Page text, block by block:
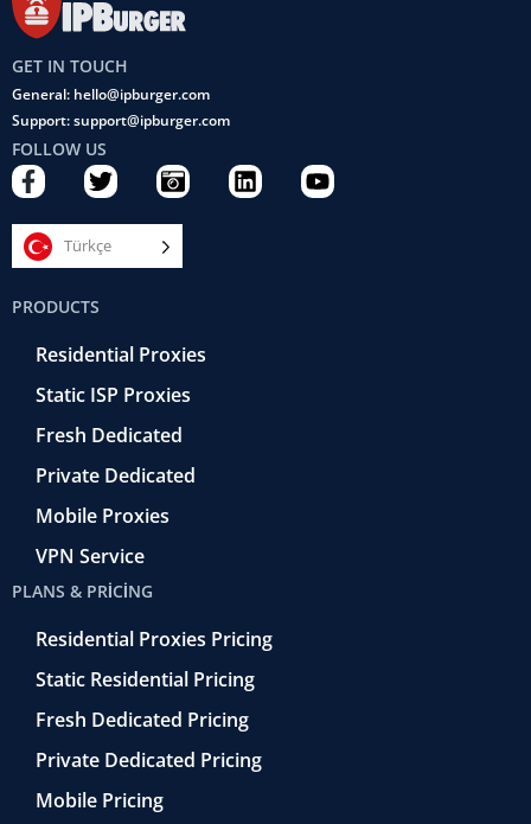
GET IN TOUCH
General: hello@ipburger.com
Support: support@ipburger.com
FOLLOW US
F
a
c
e
b
o
o
k
T
w
i
t
t
C
a
m
r
e
t
r
o
L
i
Y
o
Türkçe
PRODUCTS
Residential Proxies
Static ISP Proxies
Fresh Dedicated
Private Dedicated
Mobile Proxies
VPN Service
PLANS & PRICING
Residential Proxies Pricing
Static Residential Pricing
Fresh Dedicated Pricing
Private Dedicated Pricing
Mobile Pricing